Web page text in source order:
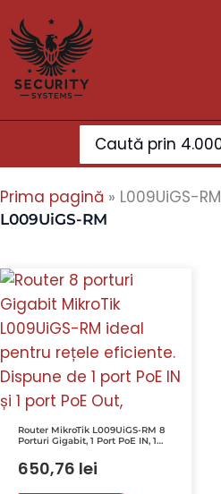
to
content
Search
for:
Prima pagină » L009UiGS-RM
L009UiGS-RM
Router MikroTik L009UiGS-RM 8
Porturi Gigabit, 1 Port PoE IN, 1
650,76 lei